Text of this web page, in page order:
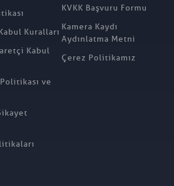
Kuralları
Kabul
ve
KVKK Başvuru Formu
Kamera Kaydı
Aydınlatma Metni
Çerez Politikamız